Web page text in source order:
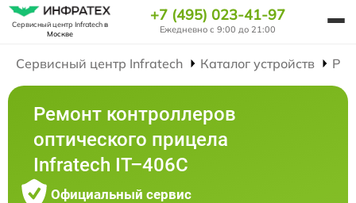
Сервисный центр Infratechв
Москве
+7 (495) 023-41-97
Ежедневно с 9:00 до 21:00
Сервисный центр Infratech Каталог устройств
Ремонт контроллеров
оптического прицела
Infratech IT–406С
Официальный сервис